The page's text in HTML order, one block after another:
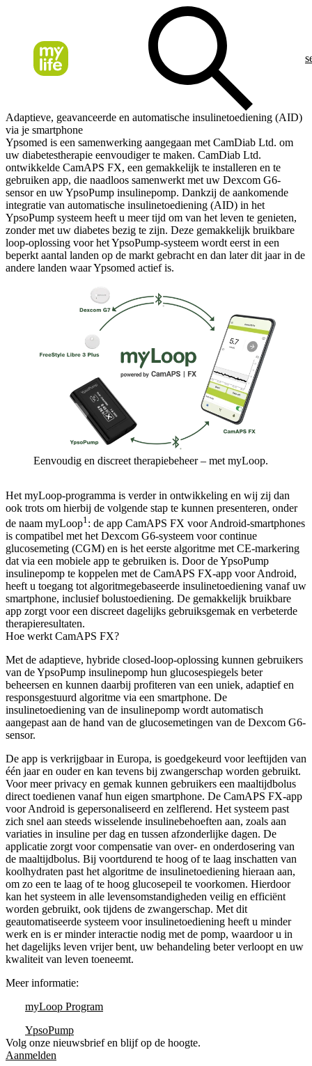
Adaptieve, geavanceerde en automatische insulinetoediening (AID)
via je smartphone
Ypsomed is een samenwerking aangegaan met CamDiab Ltd. om
uw diabetestherapie eenvoudiger te maken. CamDiab Ltd.
ontwikkelde CamAPS FX, een gemakkelijk te installeren en te
gebruiken app, die naadloos samenwerkt met uw Dexcom G6-
sensor en uw YpsoPump insulinepomp. Dankzij de aankomende
integratie van automatische insulinetoediening (AID) in het
YpsoPump systeem heeft u meer tijd om van het leven te genieten,
zonder met uw diabetes bezig te zijn. Deze gemakkelijk bruikbare
loop-oplossing voor het YpsoPump-systeem wordt eerst in een
beperkt aantal landen op de markt gebracht en dan later dit jaar in de
andere landen waar Ypsomed actief is.
Eenvoudig en discreet therapiebeheer – met myLoop.
Het myLoop-programma is verder in ontwikkeling en wij zij dan
ook trots om hierbij de volgende stap te kunnen presenteren, onder
de naam myLoop1 : de app CamAPS FX voor Android-smartphones
is compatibel met het Dexcom G6-systeem voor continue
glucosemeting (CGM) en is het eerste algoritme met CE-markering
dat via een mobiele app te gebruiken is. Door de YpsoPump
insulinepomp te koppelen met de CamAPS FX-app voor Android,
heeft u toegang tot algoritmegebaseerde insulinetoediening vanaf uw
smartphone, inclusief bolustoediening. De gemakkelijk bruikbare
app zorgt voor een discreet dagelijks gebruiksgemak en verbeterde
therapieresultaten.
Hoe werkt CamAPS FX?
Met de adaptieve, hybride closed-loop-oplossing kunnen gebruikers
van de YpsoPump insulinepomp hun glucosespiegels beter
beheersen en kunnen daarbij profiteren van een uniek, adaptief en
responsgestuurd algoritme via een smartphone. De
insulinetoediening van de insulinepomp wordt automatisch
aangepast aan de hand van de glucosemetingen van de Dexcom G6-
sensor.
De app is verkrijgbaar in Europa, is goedgekeurd voor leeftijden van
één jaar en ouder en kan tevens bij zwangerschap worden gebruikt.
Voor meer privacy en gemak kunnen gebruikers een maaltijdbolus
direct toedienen vanaf hun eigen smartphone. De CamAPS FX-app
voor Android is gepersonaliseerd en zelflerend. Het systeem past
zich snel aan steeds wisselende insulinebehoeften aan, zoals aan
variaties in insuline per dag en tussen afzonderlijke dagen. De
applicatie zorgt voor compensatie van over- en onderdosering van
de maaltijdbolus. Bij voortdurend te hoog of te laag inschatten van
koolhydraten past het algoritme de insulinetoediening hieraan aan,
om zo een te laag of te hoog glucosepeil te voorkomen. Hierdoor
kan het systeem in alle levensomstandigheden veilig en efficiënt
worden gebruikt, ook tijdens de zwangerschap. Met dit
geautomatiseerde systeem voor insulinetoediening heeft u minder
werk en is er minder interactie nodig met de pomp, waardoor u in
het dagelijks leven vrijer bent, uw behandeling beter verloopt en uw
kwaliteit van leven toeneemt.
Meer informatie:
myLoop Program
YpsoPump
Volg onze nieuwsbrief en blijf op de hoogte.
Aanmelden